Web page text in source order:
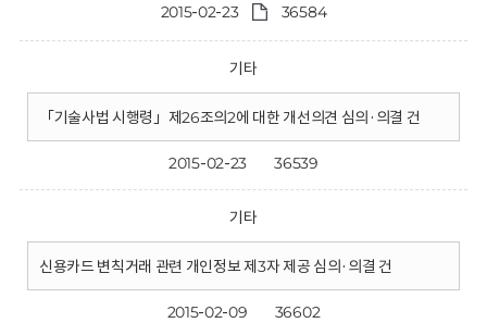
2015-02-23 36584
기타
「기술사법 시행령」제26조의2에 대한 개선의견 심의·의결 건
2015-02-23 36539
기타
신용카드 변칙거래 관련 개인정보 제3자 제공 심의·의결 건
2015-02-09 36602